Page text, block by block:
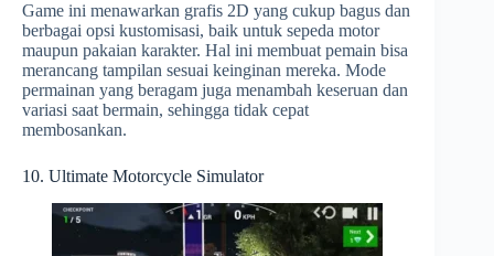
Game ini menawarkan grafis 2D yang cukup bagus dan
berbagai opsi kustomisasi, baik untuk sepeda motor
maupun pakaian karakter. Hal ini membuat pemain bisa
merancang tampilan sesuai keinginan mereka. Mode
permainan yang beragam juga menambah keseruan dan
variasi saat bermain, sehingga tidak cepat
membosankan.
10. Ultimate Motorcycle Simulator